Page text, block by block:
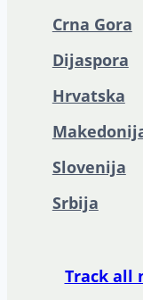
Crna Gora
Dijaspora
Hrvatska
Slovenija
Srbija
Track all